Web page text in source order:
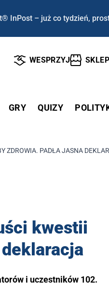
InPost – już co tydzień,
WESPRZYJ SKLEP
GRY QUIZY
ZDROWIA. PADŁA JASNA
kwestii
deklaracja
i uczestników 102.